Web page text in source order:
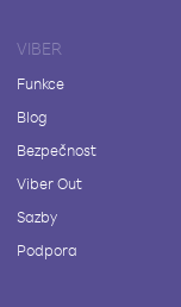
VIBER
Funkce
Blog
Bezpečnost
Viber Out
Sazby
Podpora